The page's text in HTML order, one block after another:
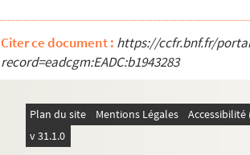
Citer ce document : https://ccfr.bnf.fr/
record=eadcgm:EADC:b1943283
Plan du site Mentions Légales
v 31.1.0